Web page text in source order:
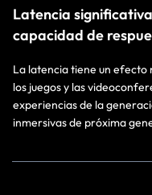
Latencia
capacidad de
La latencia tiene un efecto
los juegos y las
experiencias de la
inmersivas de próxima